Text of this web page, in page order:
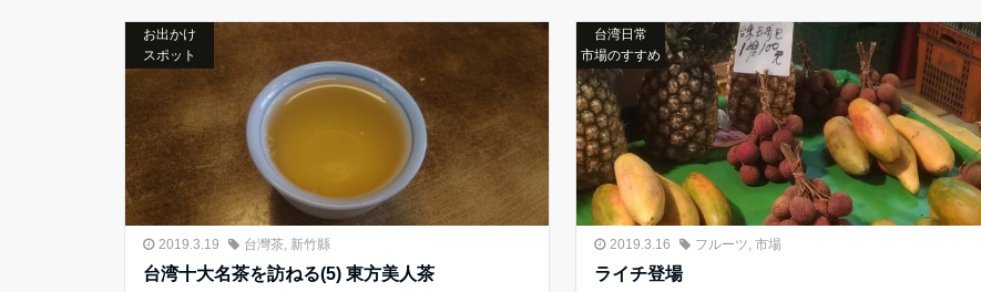
お出かけ
スポット
2019.3.19 台灣茶, 新竹縣
台湾十大名茶を訪ねる(5) 東方美人茶
台湾日常
市場のすすめ
2019.3.16 フルーツ, 市場
ライチ登場